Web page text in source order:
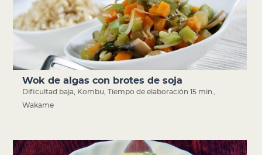
Wok de algas con brotes de soja
Dificultad baja, Kombu, Tiempo de elaboración 15 min.,
Wakame